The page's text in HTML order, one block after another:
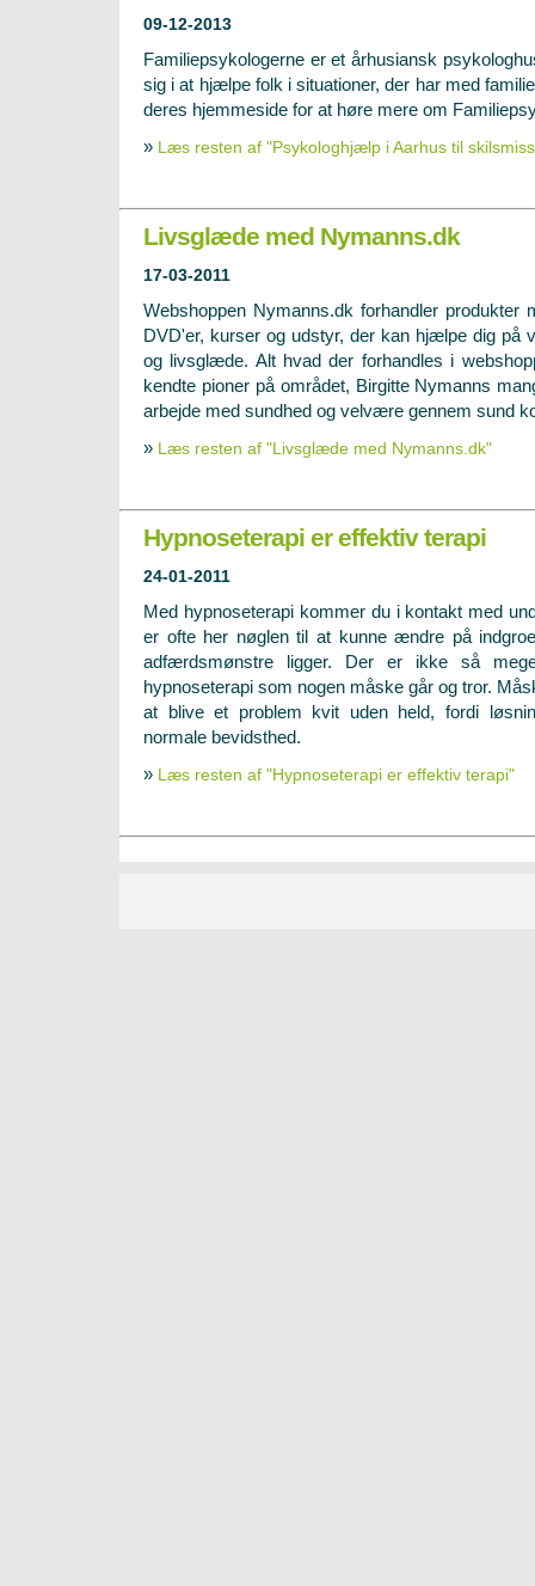
09-12-2013
Familiepsykologerne er et århusiansk
sig i at hjælpe folk i situationer, der har med
deres hjemmeside for at høre mere om
» Læs resten af "Psykologhjælp i Aarhus til
Livsglæde med Nymanns.dk
17-03-2011
Webshoppen Nymanns.dk forhandler produkter
DVD'er, kurser og udstyr, der kan hjælpe dig på
og livsglæde. Alt hvad der forhandles i
kendte pioner på området, Birgitte Nymanns
arbejde med sundhed og velvære gennem sund
» Læs resten af "Livsglæde med Nymanns.dk"
Hypnoseterapi er effektiv terapi
24-01-2011
Med hypnoseterapi kommer du i kontakt med
er ofte her nøglen til at kunne ændre på
adfærdsmønstre ligger. Der er ikke så
hypnoseterapi som nogen måske går og tror.
at blive et problem kvit uden held, fordi
normale bevidsthed.
» Læs resten af "Hypnoseterapi er effektiv terapi"